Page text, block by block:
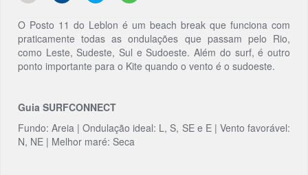
O Posto 11 do Leblon é um beach break que funciona com
praticamente todas as ondulações que passam pelo Rio,
como Leste, Sudeste, Sul e Sudoeste. Além do surf, é outro
ponto importante para o Kite quando o vento é o sudoeste.
Guia SURFCONNECT
Fundo: Areia | Ondulação ideal: L, S, SE e E | Vento favorável:
N, NE | Melhor maré: Seca